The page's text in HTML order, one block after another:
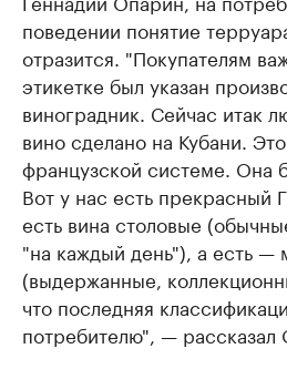
поведении понятие
отразится. "Покупателям
этикетке был указан
виноградник. Сейчас итак
вино сделано на Кубани.
французской системе. Она
Вот у нас есть прекрасный
есть вина столовые
"на каждый день"), а есть —
(выдержанные,
что последняя
потребителю", — рассказал